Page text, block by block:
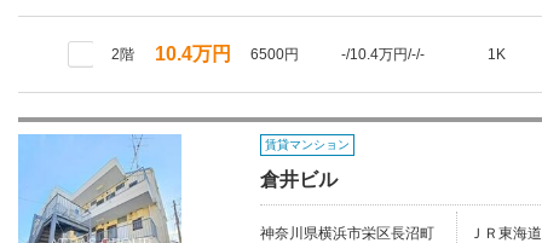
2階 10.4万円 6500円 -/10.4万円/-/- 1K
賃貸マンション
倉井ビル
神奈川県横浜市栄区長沼町
ＪＲ東海